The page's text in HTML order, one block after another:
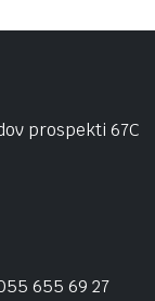
prospekti 67C
655 69 27